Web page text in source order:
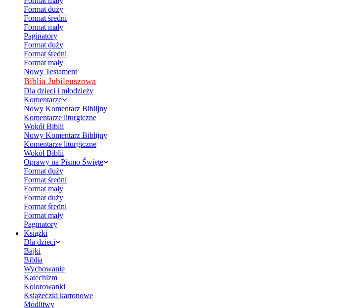
Format duży
Format średni
Format mały
Paginatory
Format duży
Format średni
Format mały
Nowy Testament
Biblia Jubileuszowa
Dla dzieci i młodzieży
Komentarze
Nowy Komentarz Biblijny
Komentarze liturgiczne
Wokół Biblii
Nowy Komentarz Biblijny
Komentarze liturgiczne
Wokół Biblii
Oprawy na Pismo Święte
Format duży
Format średni
Format mały
Format duży
Format średni
Format mały
Paginatory
Książki
Dla dzieci
Bajki
Biblia
Wychowanie
Katechizm
Kolorowanki
Książeczki kartonowe
Modlitwy